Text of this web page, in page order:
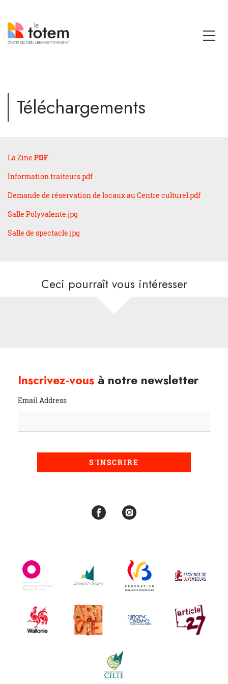
Téléchargements
La Zine PDF
Information traiteurs.pdf
Demande de réservation de locaux au Centre culturel.pdf
Salle Polyvalente.jpg
Salle de spectacle.jpg
Ceci pourraît vous intéresser
Inscrivez-vous à notre newsletter
Email Address